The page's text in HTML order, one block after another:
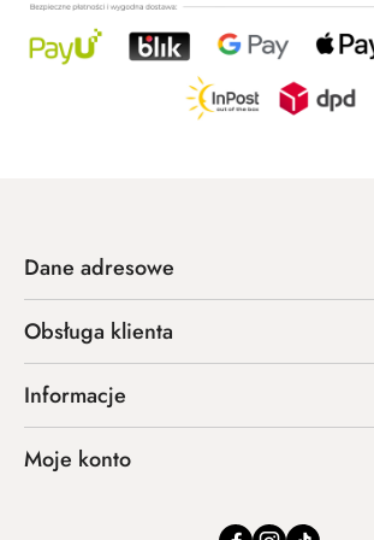
Dane adresowe
Obsługa klienta
Informacje
Moje konto